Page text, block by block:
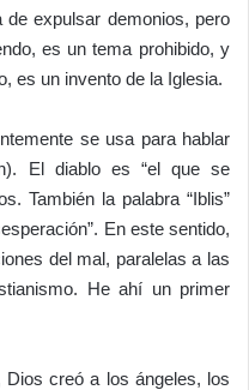
expulsar demonios, pero
es un tema prohibido, y
es un invento de la Iglesia.
se usa para hablar
El diablo es “el que se
También la palabra “Iblis”
En este sentido,
del mal, paralelas a las
He ahí un primer
Dios creó a los ángeles, los